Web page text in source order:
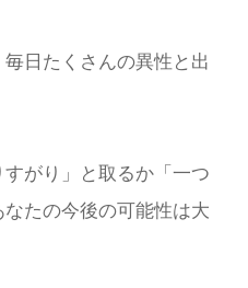
日たくさんの異性と出
がり」と取るか「一つ
たの今後の可能性は大